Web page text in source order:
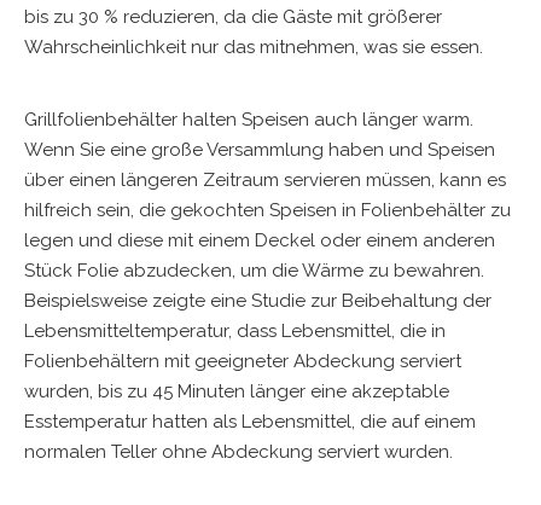
bis zu 30 % reduzieren, da die Gäste mit größerer
Wahrscheinlichkeit nur das mitnehmen, was sie essen.
Grillfolienbehälter halten Speisen auch länger warm.
Wenn Sie eine große Versammlung haben und Speisen
über einen längeren Zeitraum servieren müssen, kann es
hilfreich sein, die gekochten Speisen in Folienbehälter zu
legen und diese mit einem Deckel oder einem anderen
Stück Folie abzudecken, um die Wärme zu bewahren.
Beispielsweise zeigte eine Studie zur Beibehaltung der
Lebensmitteltemperatur, dass Lebensmittel, die in
Folienbehältern mit geeigneter Abdeckung serviert
wurden, bis zu 45 Minuten länger eine akzeptable
Esstemperatur hatten als Lebensmittel, die auf einem
normalen Teller ohne Abdeckung serviert wurden.